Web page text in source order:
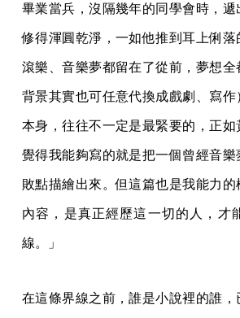
畢業當兵，沒隔幾年的同學會時，遞
修得渾圓乾淨，一如他推到耳上俐
滾樂、音樂夢都留在了從前，夢想全
背景其實也可任意代換成戲劇、寫
本身，往往不一定是最緊要的，正
覺得我能夠寫的就是把一個曾經音
敗點描繪出來。但這篇也是我能力的
內容，是真正經歷這一切的人，才
線。」
在這條界線之前，誰是小說裡的誰